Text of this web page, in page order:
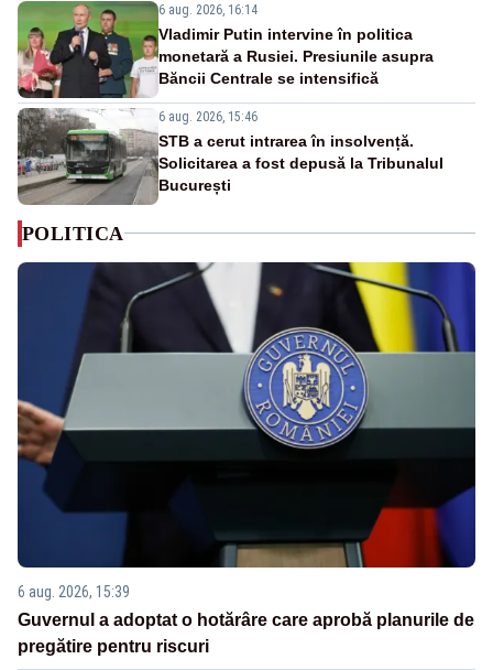
6 aug. 2026, 16:14
Vladimir Putin intervine în politica
monetară a Rusiei. Presiunile asupra
Băncii Centrale se intensifică
6 aug. 2026, 15:46
STB a cerut intrarea în insolvență.
Solicitarea a fost depusă la Tribunalul
București
POLITICA
6 aug. 2026, 15:39
Guvernul a adoptat o hotărâre care aprobă planurile de
pregătire pentru riscuri